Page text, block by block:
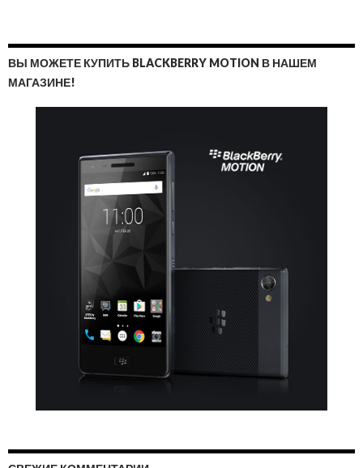
ВЫ МОЖЕТЕ КУПИТЬ BLACKBERRY MOTION В НАШЕМ
МАГАЗИНЕ!